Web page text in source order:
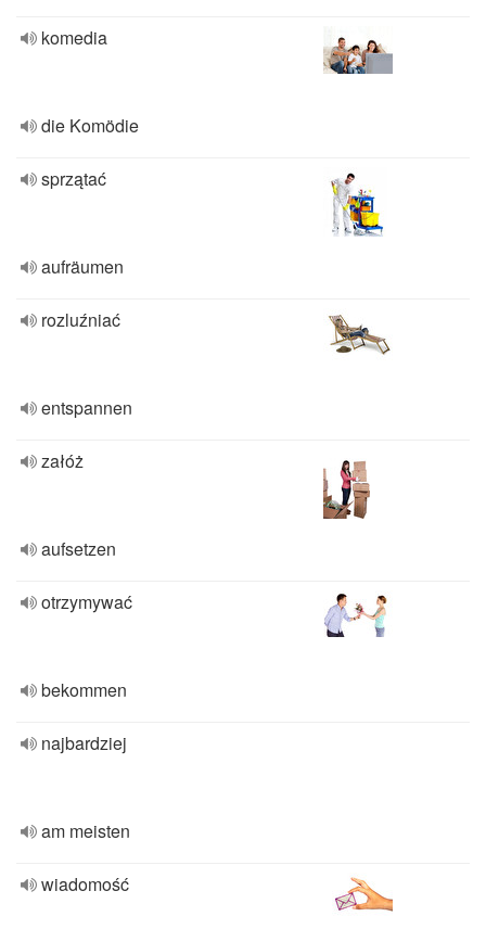
komedia
die Komödie
sprzątać
aufräumen
rozluźniać
entspannen
załóż
aufsetzen
otrzymywać
bekommen
najbardziej
am meisten
wiadomość